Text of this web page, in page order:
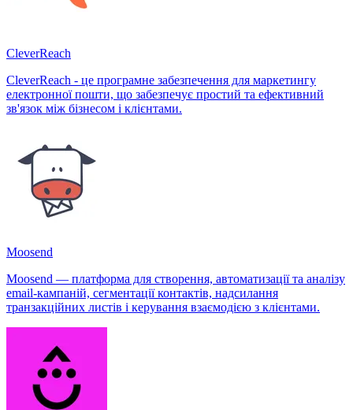
CleverReach
CleverReach - це програмне забезпечення для маркетингу
електронної пошти, що забезпечує простий та ефективний
зв'язок між бізнесом і клієнтами.
Moosend
Moosend — платформа для створення, автоматизації та аналізу
email-кампаній, сегментації контактів, надсилання
транзакційних листів і керування взаємодією з клієнтами.